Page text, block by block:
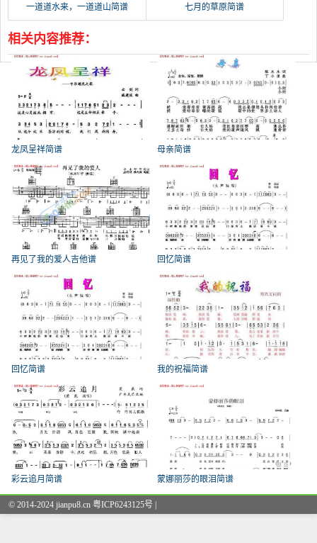
一道道水来，一道道山简谱
七月的草原简谱
相关内容推荐：
龙凤呈祥简谱 母亲简谱
再见了我的爱人吉他谱 回忆简谱
回忆简谱 我的祝福简谱
彩云追月简谱 蒙娜丽莎的眼泪简谱
© 2014-2024 jianpu8.cn 粤ICP6243125号 |